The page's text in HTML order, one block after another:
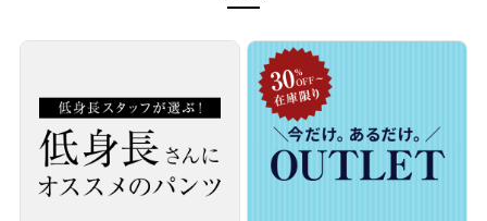
毎日働く私たちにうれしいイージーケア